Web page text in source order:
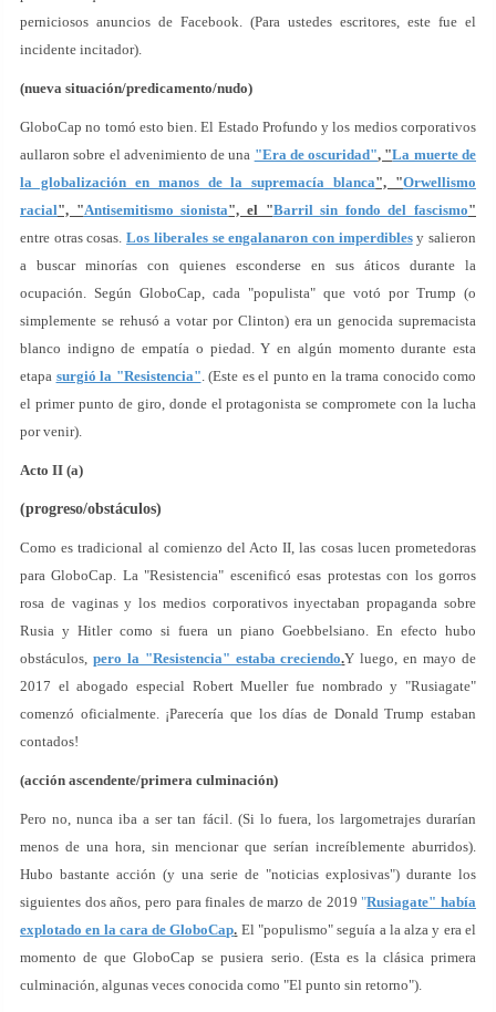
perniciosos anuncios de Facebook. (Para ustedes escritores, este fue el
incidente incitador).
(nueva situación/predicamento/nudo)
GloboCap no tomó esto bien. El Estado Profundo y los medios corporativos
aullaron sobre el advenimiento de una "Era de oscuridad", "La muerte de
la globalización en manos de la supremacía blanca", "Orwellismo
racial", "Antisemitismo sionista", el "Barril sin fondo del fascismo"
entre otras cosas.Los liberales se engalanaron con imperdiblesy salieron
a buscar minorías con quienes esconderse en sus áticos durante la
ocupación. Según GloboCap, cada "populista" que votó por Trump (o
simplemente se rehusó a votar por Clinton) era un genocida supremacista
blanco indigno de empatía o piedad. Y en algún momento durante esta
etapa surgió la "Resistencia". (Este es el punto en la trama conocido como
el primer punto de giro, donde el protagonista se compromete con la lucha
por venir).
Acto II (a)
(progreso/obstáculos)
Como es tradicional al comienzo del Acto II, las cosas lucen prometedoras
para GloboCap. La "Resistencia" escenificó esas protestas con los gorros
rosa de vaginas y los medios corporativos inyectaban propaganda sobre
Rusia y Hitler como si fuera un piano Goebbelsiano. En efecto hubo
obstáculos, pero la "Resistencia" estaba creciendo.Y luego, en mayo de
2017 el abogado especial Robert Mueller fue nombrado y "Rusiagate"
comenzó oficialmente. ¡Parecería que los días de Donald Trump estaban
contados!
(acción ascendente/primera culminación)
Pero no, nunca iba a ser tan fácil. (Si lo fuera, los largometrajes durarían
menos de una hora, sin mencionar que serían increíblemente aburridos).
Hubo bastante acción (y una serie de "noticias explosivas") durante los
siguientes dos años, pero para finales de marzo de 2019"Rusiagate" había
explotado en la cara de GloboCap. El "populismo" seguía a la alza y era el
momento de que GloboCap se pusiera serio. (Esta es la clásica primera
culminación, algunas veces conocida como "El punto sin retorno").